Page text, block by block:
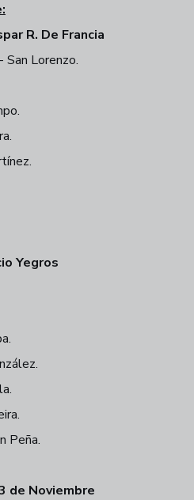
R. De Francia
San Lorenzo.
Yegros
Peña.
de Noviembre